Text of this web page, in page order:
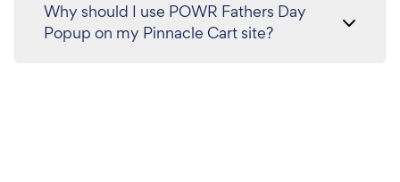
Why should I use POWR Fathers Day
Popup on my Pinnacle Cart site?